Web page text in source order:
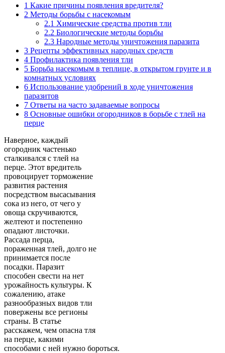
1 Какие причины появления вредителя?
2 Методы борьбы с насекомым
2.1 Химические средства против тли
2.2 Биологические методы борьбы
2.3 Народные методы уничтожения паразита
3 Рецепты эффективных народных средств
4 Профилактика появления тли
5 Борьба насекомым в теплице, в открытом грунте и в
комнатных условиях
6 Использование удобрений в ходе уничтожения
паразитов
7 Ответы на часто задаваемые вопросы
8 Основные ошибки огородников в борьбе с тлей на
перце
Наверное, каждый
огородник частенько
сталкивался с тлей на
перце. Этот вредитель
провоцирует торможение
развития растения
посредством высасывания
сока из него, от чего у
овоща скручиваются,
желтеют и постепенно
опадают листочки.
Рассада перца,
пораженная тлей, долго не
принимается после
посадки. Паразит
способен свести на нет
урожайность культуры. К
сожалению, атаке
разнообразных видов тли
повержены все регионы
страны. В статье
расскажем, чем опасна тля
на перце, какими
способами с ней нужно бороться.